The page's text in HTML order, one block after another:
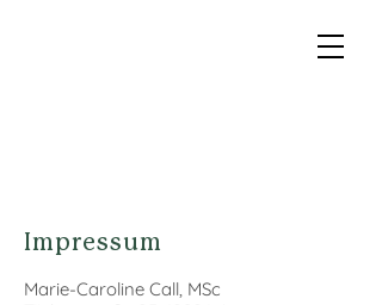
Impressum
Marie-Caroline Call, MSc